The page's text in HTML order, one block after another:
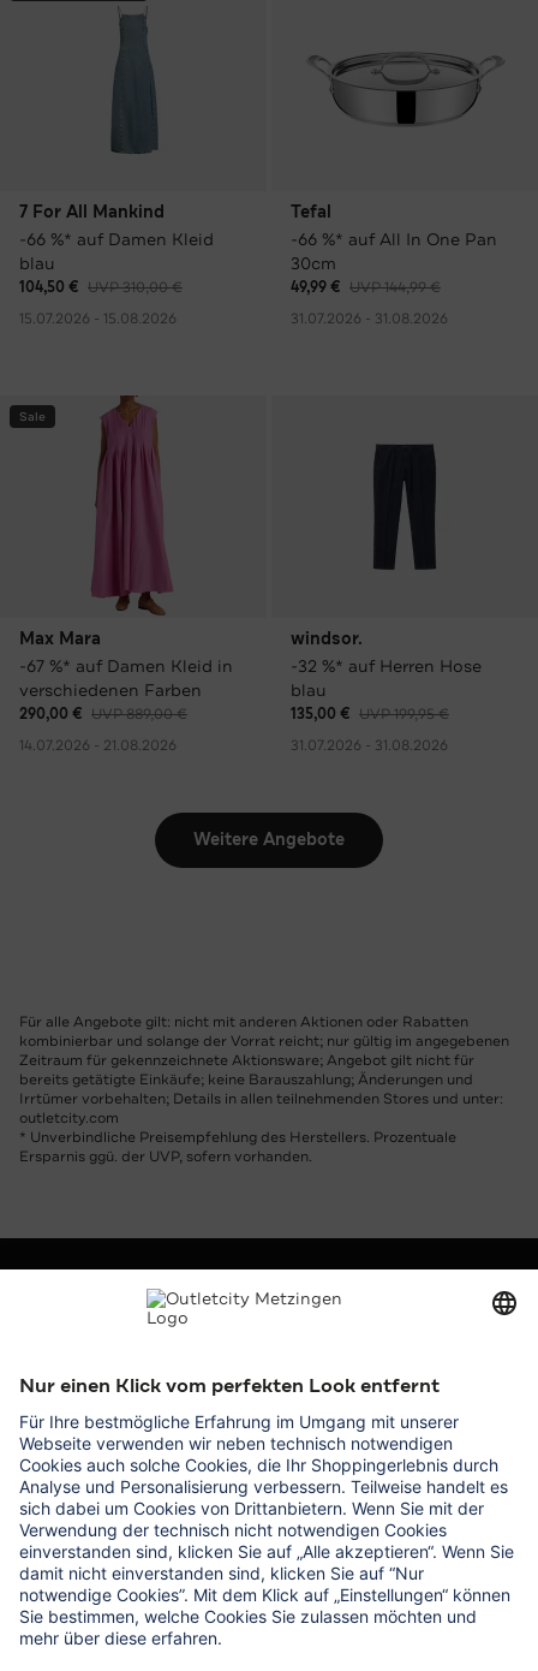
7 For All Mankind
-66 %* auf Damen Kleid
blau
104,50 € UVP 310,00 €
15.07.2026 - 15.08.2026
Tefal
-66 %* auf All In One Pan
30cm
49,99 € UVP 144,99 €
31.07.2026 - 31.08.2026
Sale
Max Mara
-67 %* auf Damen Kleid in
verschiedenen Farben
290,00 € UVP 889,00 €
14.07.2026 - 21.08.2026
windsor.
-32 %* auf Herren Hose
blau
135,00 € UVP 199,95 €
31.07.2026 - 31.08.2026
Weitere Angebote
Für alle Angebote gilt: nicht mit anderen Aktionen oder Rabatten
kombinierbar und solange der Vorrat reicht; nur gültig im angegebenen
Zeitraum für gekennzeichnete Aktionsware; Angebot gilt nicht für
bereits getätigte Einkäufe; keine Barauszahlung; Änderungen und
Irrtümer vorbehalten; Details in allen teilnehmenden Stores und unter:
outletcity.com
* Unverbindliche Preisempfehlung des Herstellers. Prozentuale
Ersparnis ggü. der UVP, sofern vorhanden.
Service
Hilfe & Kontakt
Lageplan
Studentenrabatt
Gruppen
Outletcity App laden
Outletcity App im App Store ladenOutletcity App bei Google Play laden
Folgen Sie uns auf